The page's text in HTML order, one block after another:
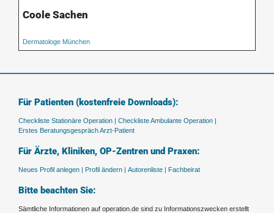
Coole Sachen
Dermatologe München
Für Patienten (kostenfreie Downloads):
Checkliste Stationäre Operation | Checkliste Ambulante Operation |
Erstes Beratungsgespräch Arzt-Patient
Für Ärzte, Kliniken, OP-Zentren und Praxen:
Neues Profil anlegen | Profil ändern | Autorenliste | Fachbeirat
Bitte beachten Sie:
Sämtliche Informationen auf operation.de sind zu Informationszwecken erstellt